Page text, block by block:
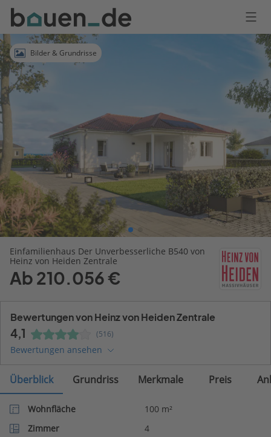
Bauen
Logo
AnmeldenBilder & Grundrisse
Einfamilienhaus Der Unverbesserliche B540 von
Heinz von Heiden Zentrale
Ab 210.056 €
Bewertungen von Heinz von Heiden Zentrale
4,1 (516)
Bewertungen ansehen
Überblick Grundriss Merkmale Preis
Wohnfläche
100 m²
Zimmer
4